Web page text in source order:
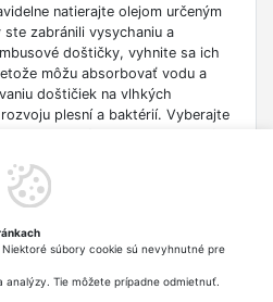
natierajte olejom určeným
zabránili vysychaniu a
doštičky, vyhnite sa ich
môžu absorbovať vodu a
doštičiek na vlhkých
plesní a baktérií. Vyberajte
tomu, či doštička má na okrajoch
šťavy pri krájaní šťavnatého
otupiť nože. Uistite sa, že
ak je určená pre
mäso, zelenina).
súbory cookie sú nevyhnutné pre
analýzy. Tie môžete prípadne odmietnuť.